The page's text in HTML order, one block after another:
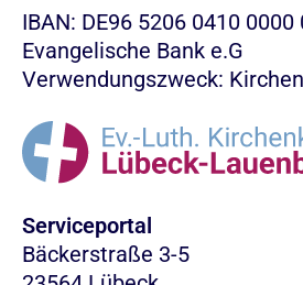
IBAN: DE96 5206 0410 0000
Evangelische Bank e.G
Verwendungszweck:
Serviceportal
Bäckerstraße 3-5